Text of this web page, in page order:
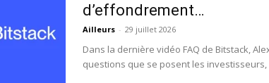
d’effondrement…
Ailleurs - 29 juillet 2026
Dans la dernière vidéo FAQ de Bitstack,
questions que se posent les